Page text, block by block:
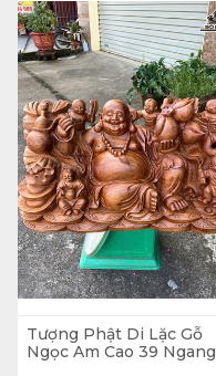
Tượng Phật Di Lặc Gỗ
Ngọc Am Cao 39 Ngang